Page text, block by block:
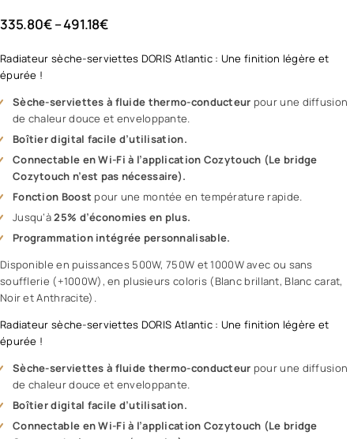
335.80€–491.18€
Radiateur sèche-serviettes DORIS Atlantic : Une finition légère et
épurée !
Sèche-serviettes à fluide thermo-conducteur pour une diffusion
de chaleur douce et enveloppante.
Boîtier digital facile d’utilisation.
Connectable en Wi-Fi à l’application Cozytouch (Le bridge
Cozytouch n’est pas nécessaire).
Fonction Boost pour une montée en température rapide.
Jusqu’à25% d’économies en plus.
Programmation intégrée personnalisable.
Disponible en puissances 500W, 750W et 1000W avec ou sans
soufflerie (+1000W), en plusieurs coloris (Blanc brillant, Blanc carat,
Noir et Anthracite).
Radiateur sèche-serviettes DORIS Atlantic : Une finition légère et
épurée !
Sèche-serviettes à fluide thermo-conducteur pour une diffusion
de chaleur douce et enveloppante.
Boîtier digital facile d’utilisation.
Connectable en Wi-Fi à l’application Cozytouch (Le bridge